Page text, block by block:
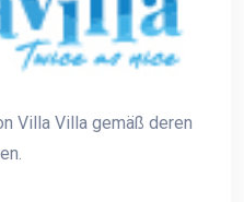
Villa Villa gemäß deren